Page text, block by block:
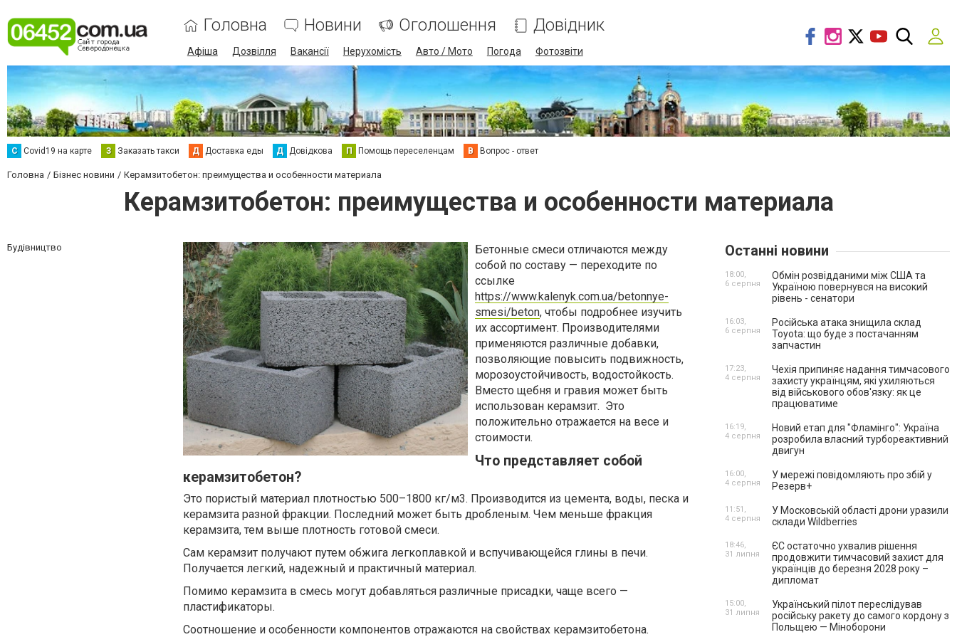
Головна Новини Оголошення Довідник
Афіша Дозвілля Вакансії Нерухомість Авто / Мото Погода Фотозвіти
С Сovid19 на карте З Заказать такси Д Доставка еды Д Довідкова П Помощь переселенцам В Вопрос - ответ
Головна Бізнес новини Керамзитобетон: преимущества и особенности материала
Керамзитобетон: преимущества и особенности материала
Будівництво
Бетонные смеси отличаются между
собой по составу — переходите по
ссылке
https://www.kalenyk.com.ua/betonnye-
smesi/beton, чтобы подробнее изучить
их ассортимент. Производителями
применяются различные добавки,
позволяющие повысить подвижность,
морозоустойчивость, водостойкость.
Вместо щебня и гравия может быть
использован керамзит. Это
положительно отражается на весе и
стоимости.
Что представляет собой
керамзитобетон?
Это пористый материал плотностью 500–1800 кг/м3. Производится из цемента, воды, песка и
керамзита разной фракции. Последний может быть дробленым. Чем меньше фракция
керамзита, тем выше плотность готовой смеси.
Сам керамзит получают путем обжига легкоплавкой и вспучивающейся глины в печи.
Получается легкий, надежный и практичный материал.
Помимо керамзита в смесь могут добавляться различные присадки, чаще всего —
пластификаторы.
Соотношение и особенности компонентов отражаются на свойствах керамзитобетона.
Останні новини
Обмін розвідданими між США та
Україною повернувся на високий
рівень - сенатори
18:00,
6 серпня
Російська атака знищила склад
Toyota: що буде з постачанням
запчастин
16:03,
6 серпня
Чехія припиняє надання тимчасового
захисту українцям, які ухиляються
від військового обов'язку: як це
працюватиме
17:23,
4 серпня
Новий етап для "Фламінго": Україна
розробила власний турбореактивний
двигун
16:19,
4 серпня
У мережі повідомляють про збій у
Резерв+
16:00,
4 серпня
У Московській області дрони уразили
склади Wildberries
11:51,
4 серпня
ЄС остаточно ухвалив рішення
продовжити тимчасовий захист для
українців до березня 2028 року –
дипломат
18:46,
31 липня
Український пілот переслідував
російську ракету до самого кордону з
Польщею — Міноборони
15:00,
31 липня